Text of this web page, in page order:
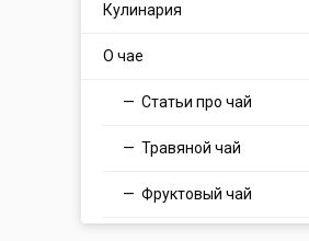
Кулинария
О чае
Статьи про чай
Травяной чай
Фруктовый чай